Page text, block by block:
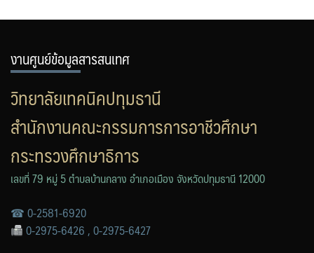
งานศูนย์ข้อมูลสารสนเทศ
วิทยาลัยเทคนิคปทุมธานี
สำนักงานคณะกรรมการการอาชีวศึกษา
กระทรวงศึกษาธิการ
เลขที่ 79 หมู่ 5 ตำบลบ้านกลาง อำเภอเมือง จังหวัดปทุมธานี 12000
☎ 0-2581-6920
0-2975-6426 , 0-2975-6427